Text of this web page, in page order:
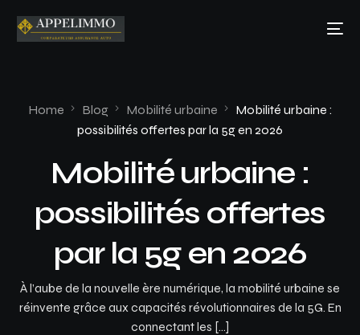
Home Blog Mobilité urbaine
Mobilité urbaine :
possibilités offertes par la 5g en 2026
Mobilité urbaine :
possibilités offertes
par la 5g en 2026
À l’aube de la nouvelle ère numérique, la mobilité urbaine se
réinvente grâce aux capacités révolutionnaires de la 5G. En
connectant les […]